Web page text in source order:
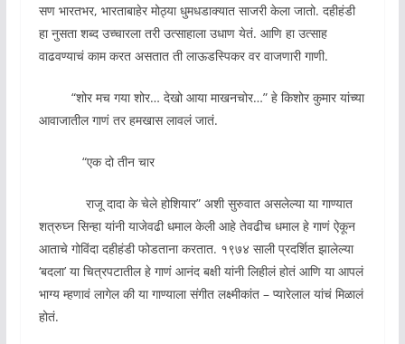
सण भारतभर, भारताबाहेर मोठ्या धुमधडाक्यात साजरी केला जातो. दहीहंडी
हा नुसता शब्द उच्चारला तरी उत्साहाला उधाण येतं. आणि हा उत्साह
वाढवण्याचं काम करत असतात ती लाऊडस्पिकर वर वाजणारी गाणी.
“शोर मच गया शोर… देखो आया माखनचोर…” हे किशोर कुमार यांच्या
आवाजातील गाणं तर हमखास लावलं जातं.
“एक दो तीन चार
राजू दादा के चेले होशियार” अशी सुरुवात असलेल्या या गाण्यात
शत्रुघ्न सिन्हा यांनी याजेवढी धमाल केली आहे तेवढीच धमाल हे गाणं ऐकून
आताचे गोविंदा दहीहंडी फोडताना करतात. १९७४ साली प्रदर्शित झालेल्या
‘बदला’ या चित्रपटातील हे गाणं आनंद बक्षी यांनी लिहीलं होतं आणि या आपलं
भाग्य म्हणावं लागेल की या गाण्याला संगीत लक्ष्मीकांत – प्यारेलाल यांचं मिळालं
होतं.